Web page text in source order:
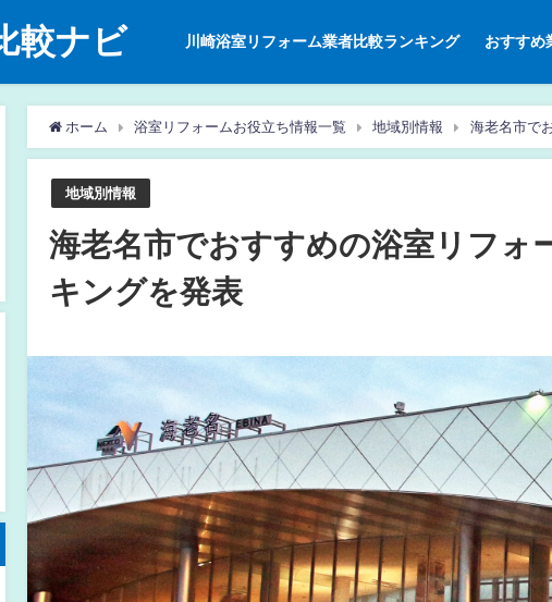
較ナビ 川崎浴室リフォーム業者比較ランキング おすすめ
ホーム 浴室リフォームお役立ち情報一覧 地域別情報 海老名市で
地域別情報
海老名市でおすすめの浴室リフォ
キングを発表